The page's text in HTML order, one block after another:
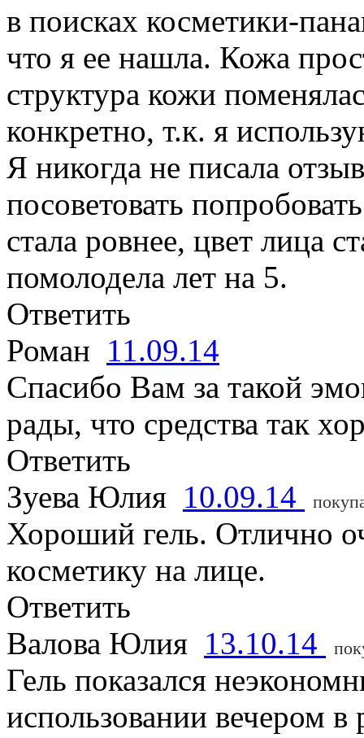
в поисках косметики-
что я ее нашла. Кожа
структура кожи
конкретно, т.к. я
Я никогда не писала
посоветовать
стала ровнее, цвет лица
помолодела лет на 5.
Ответить
Роман 11.09.14
Спасибо Вам за такой
рады, что средства так
Ответить
Зуева Юлия 10.09.14
Хороший гель. Отлично
косметику на лице.
Ответить
Валова Юлия 13.10.14
Гель показался
использовании вечером